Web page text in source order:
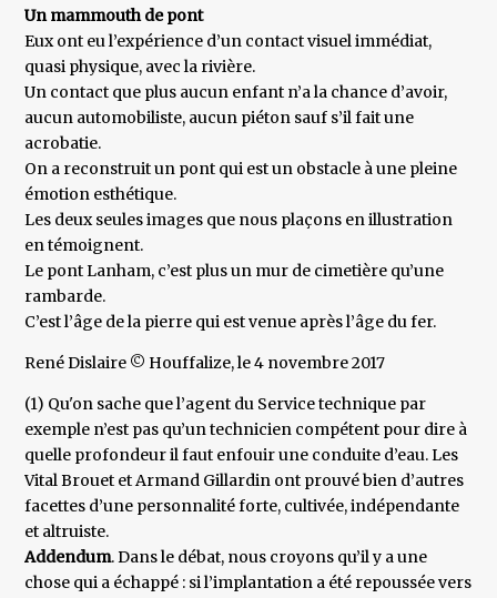
Un mammouth de pont
Eux ont eu l’expérience d’un contact visuel immédiat,
quasi physique, avec la rivière.
Un contact que plus aucun enfant n’a la chance d’avoir,
aucun automobiliste, aucun piéton sauf s’il fait une
acrobatie.
On a reconstruit un pont qui est un obstacle à une pleine
émotion esthétique.
Les deux seules images que nous plaçons en illustration
en témoignent.
Le pont Lanham, c’est plus un mur de cimetière qu’une
rambarde.
C’est l’âge de la pierre qui est venue après l’âge du fer.
René Dislaire © Houffalize, le 4 novembre 2017
(1) Qu'on sache que l’agent du Service technique par
exemple n’est pas qu’un technicien compétent pour dire à
quelle profondeur il faut enfouir une conduite d’eau. Les
Vital Brouet et Armand Gillardin ont prouvé bien d’autres
facettes d’une personnalité forte, cultivée, indépendante
et altruiste.
Addendum. Dans le débat, nous croyons qu’il y a une
chose qui a échappé : si l’implantation a été repoussée vers